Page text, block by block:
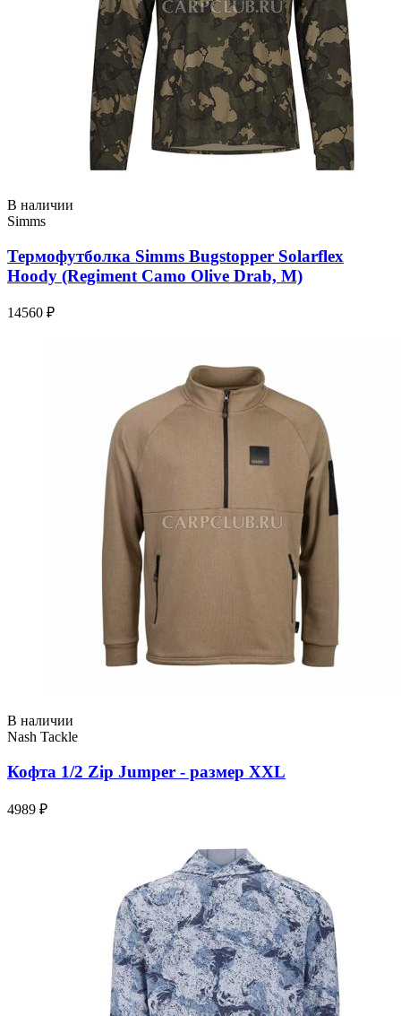
В наличии
Simms
Термофутболка Simms Bugstopper Solarflex
Hoody (Regiment Camo Olive Drab, M)
14560 ₽
В наличии
Nash Tackle
Кофта 1/2 Zip Jumper - размер XXL
4989 ₽